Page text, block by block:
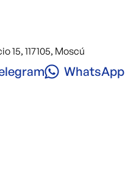
15, 117105, Moscú
WhatsApp